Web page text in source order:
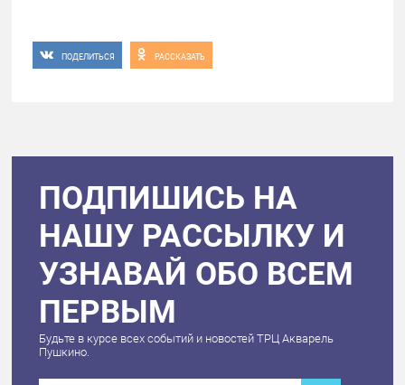
ПОДЕЛИТЬСЯ РАССКАЗАТЬ
ПОДПИШИСЬ НА
НАШУ РАССЫЛКУ И
УЗНАВАЙ ОБО ВСЕМ
ПЕРВЫМ
Будьте в курсе всех событий и новостей ТРЦ Акварель
Пушкино.